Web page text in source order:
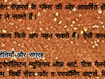
रोज़मर्रा के ग्लैमर की ओर
ले सकते हैं।
कला जिसे आप पहन सकते हैं। ऐसी
और संग्रह
म्यूज़ियम ऑफ़ आर्ट, टिश
किर्बी सेंटर फॉर द परफॉर्मिंग आर्ट्स,